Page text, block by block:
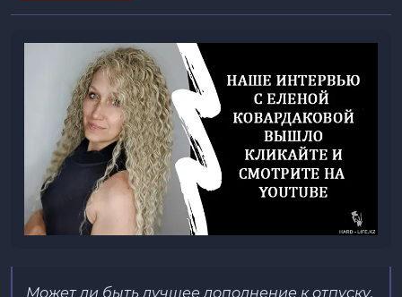
Может ли быть лучшее дополнение к отпуску,